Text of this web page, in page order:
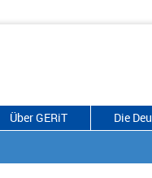
Über GERiT Die